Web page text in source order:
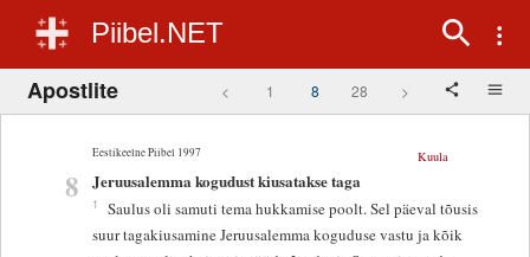
Piibel.NET
Apostlite < 1 8 28 >
Eestikeelne Piibel 1997
8
Kuula
Jeruusalemma kogudust kiusatakse taga
1
Saulus oli samuti tema hukkamise poolt. Sel päeval tõusis
suur tagakiusamine Jeruusalemma koguduse vastu ja kõik